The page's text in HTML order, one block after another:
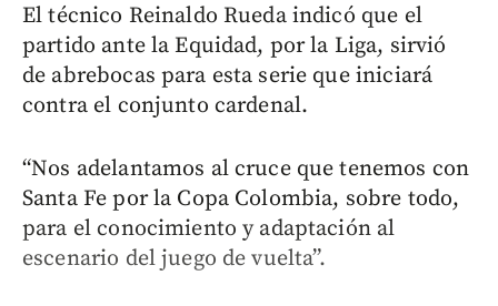
El técnico Reinaldo Rueda indicó que el
partido ante la Equidad, por la Liga, sirvió
de abrebocas para esta serie que iniciará
contra el conjunto cardenal.
“Nos adelantamos al cruce que tenemos con
Santa Fe por la Copa Colombia, sobre todo,
para el conocimiento y adaptación al
escenario del juego de vuelta”.